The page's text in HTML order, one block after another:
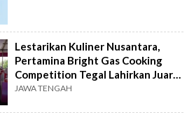
Lestarikan Kuliner Nusantara,
Pertamina Bright Gas Cooking
Competition Tegal Lahirkan Juara
Baru
JAWA TENGAH